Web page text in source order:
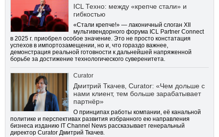
ICL Техно: между «крепче стали» и
гибкостью
«Стали крепче!» — лаконичный слоган XII
мультивендорного форума ICL Partner Connect
в 2025 г. приобрел особое значение. Это не просто констатация
успехов в импортозамещении, но и, что гораздо важнее,
демонстрация реальной готовности к дальнейшей напряженной
борьбе за достижение технологического суверенитета.
Curator
Дмитрий Ткачев, Curator: «Чем дольше с
нами клиент, тем больше зарабатывает
партнёр»
О принципах работы компании, её канальной
политике и перспективах развития избранного ею направления
бизнеса изданию IT Channel News рассказывает генеральный
директор Curator Дмитрий Ткачев.